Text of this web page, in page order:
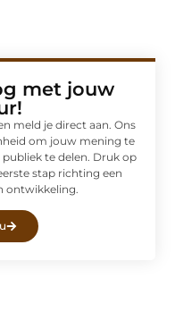
met jouw
meld je direct aan. Ons
om jouw mening te
te delen. Druk op
stap richting een
ontwikkeling.